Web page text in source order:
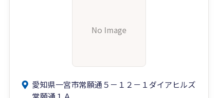
No Image
愛知県一宮市常願通５－１２－１ダイアヒルズ